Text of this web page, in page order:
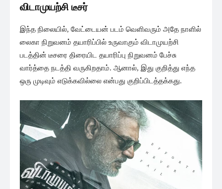
விடாமுயற்சி டீசர்
இந்த நிலையில், வேட்டையன் படம் வெளிவரும் அதே நாளில்
லைகா நிறுவனம் தயாரிப்பில் உருவாகும் விடாமுயற்சி
படத்தின் டீசரை திரையிட தயாரிப்பு நிறுவனம் பேச்சு
வார்த்தை நடத்தி வருகிறதாம். ஆனால், இது குறித்து எந்த
ஒரு முடிவும் எடுக்கவில்லை என்பது குறிப்பிடத்தக்கது.